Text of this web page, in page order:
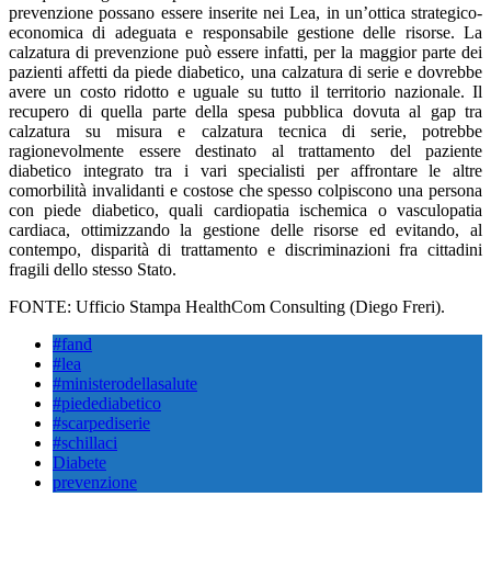
prevenzione possano essere inserite nei Lea, in un’ottica strategico-
economica di adeguata e responsabile gestione delle risorse. La
calzatura di prevenzione può essere infatti, per la maggior parte dei
pazienti affetti da piede diabetico, una calzatura di serie e dovrebbe
avere un costo ridotto e uguale su tutto il territorio nazionale. Il
recupero di quella parte della spesa pubblica dovuta al gap tra
calzatura su misura e calzatura tecnica di serie, potrebbe
ragionevolmente essere destinato al trattamento del paziente
diabetico integrato tra i vari specialisti per affrontare le altre
comorbilità invalidanti e costose che spesso colpiscono una persona
con piede diabetico, quali cardiopatia ischemica o vasculopatia
cardiaca, ottimizzando la gestione delle risorse ed evitando, al
contempo, disparità di trattamento e discriminazioni fra cittadini
fragili dello stesso Stato.
FONTE: Ufficio Stampa HealthCom Consulting (Diego Freri).
#fand
#lea
#ministerodellasalute
#piedediabetico
#scarpediserie
#schillaci
Diabete
prevenzione